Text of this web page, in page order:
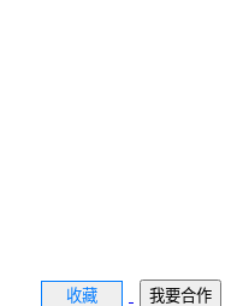
收藏 我要合作